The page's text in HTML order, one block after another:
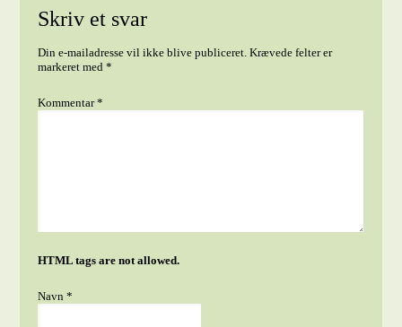
Skriv et svar
Din e-mailadresse vil ikke blive publiceret. Krævede felter er
markeret med*
Kommentar*
HTML tags are not allowed.
Navn*